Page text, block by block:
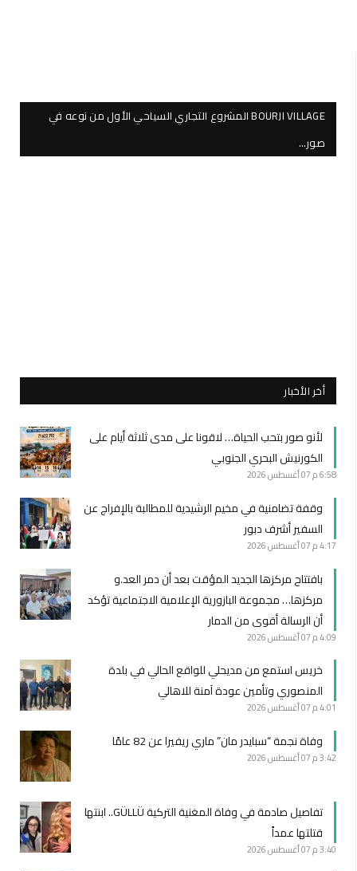
BOURJI VILLAGE المشروع التجاري السياحي الأول من نوعه في
صور…
أخر الأخبار
لأنو صور بتحب الحياة… لاقونا على مدى ثلاثة أيام على
الكورنيش البحري الجنوبي
6:58 م 07 أغسطس 2026
وقفة تضامنية في مخيم الرشيدية للمطالبة بالإفراج عن
السفير أشرف دبور
4:17 م 07 أغسطس 2026
بافتتاح مركزها الجديد المؤقت بعد أن دمر العد.و
مركزها… مجموعة البازورية الإعلامية الاجتماعية تؤكد
أن الرسالة أقوى من الدمار
4:09 م 07 أغسطس 2026
خريس استمع من مديحلي للواقع الحالي في بلدة
المنصوري وتأمين عودة آمنة للاهالي
4:01 م 07 أغسطس 2026
وفاة نجمة “سبايدر مان” ماري ريفيرا عن 82 عامًا
3:42 م 07 أغسطس 2026
تفاصيل صادمة في وفاة المغنية التركية GÜLLÜ.. ابنتها
قتلتها عمداً
3:40 م 07 أغسطس 2026